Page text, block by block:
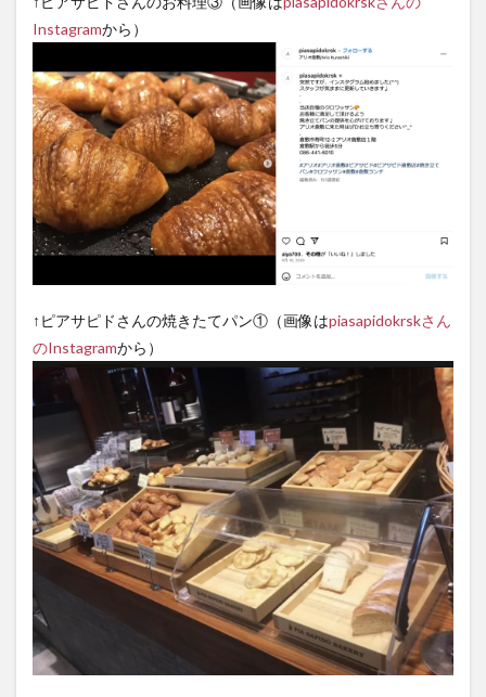
Instagramから）
↑ピアサピドさんの焼きたてパン①（画像はpiasapidokrskさん
のInstagramから）